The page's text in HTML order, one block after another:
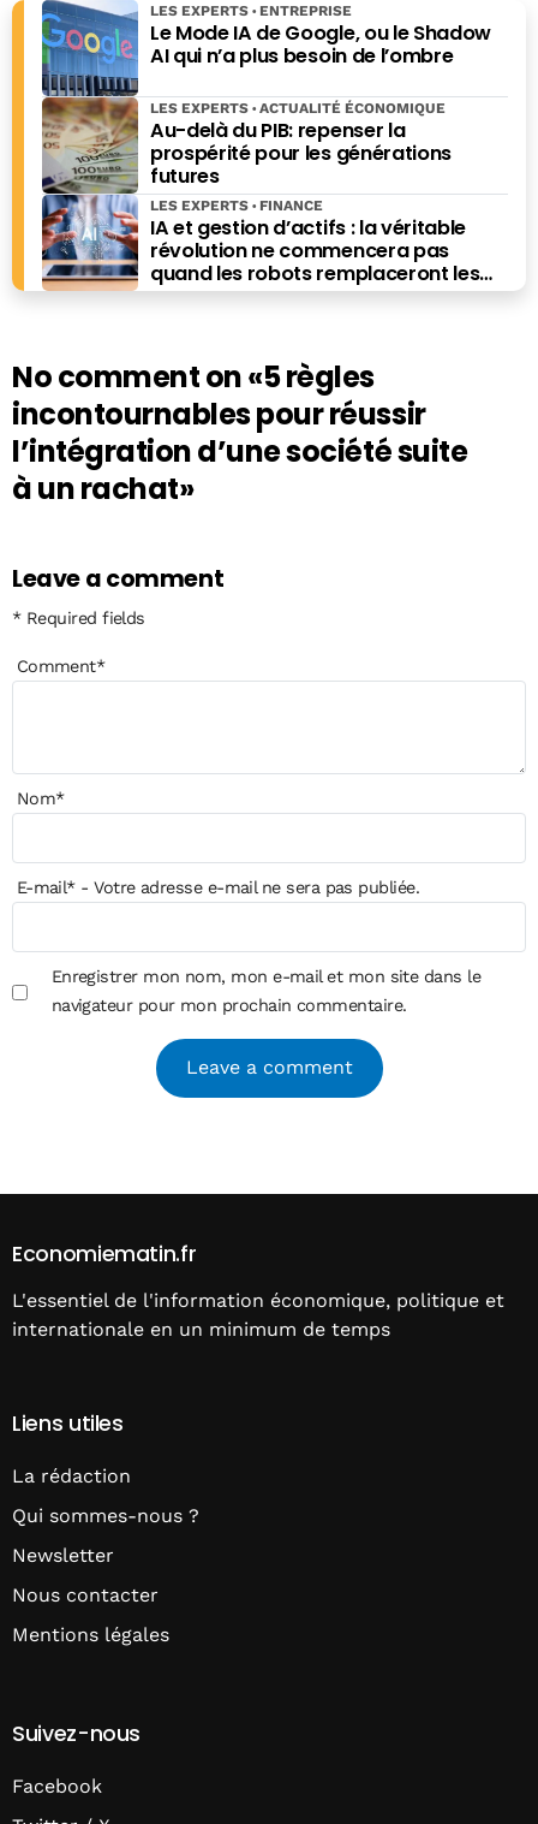
Le Mode IA de Google, ou le Shadow
AI qui n’a plus besoin de l’ombre
LES EXPERTS ENTREPRISE
Au-delà du PIB: repenser la
prospérité pour les générations
futures
LES EXPERTS ACTUALITÉ ÉCONOMIQUE
IA et gestion d’actifs : la véritable
révolution ne commencera pas
quand les robots remplaceront les
financiers. Elle commencera quand ils
LES EXPERTS FINANCE
No comment on«5 règles
incontournables pour réussir
l’intégration d’une société suite
à un rachat»
Leave a comment
* Required fields
Comment*
Nom*
E-mail*- Votre adresse e-mail ne sera pas publiée.
Enregistrer mon nom, mon e-mail et mon site dans le
navigateur pour mon prochain commentaire.
Economiematin.fr
L'essentiel de l'information économique, politique et
internationale en un minimum de temps
Liens utiles
La rédaction
Qui sommes-nous ?
Newsletter
Nous contacter
Mentions légales
Suivez-nous
Facebook